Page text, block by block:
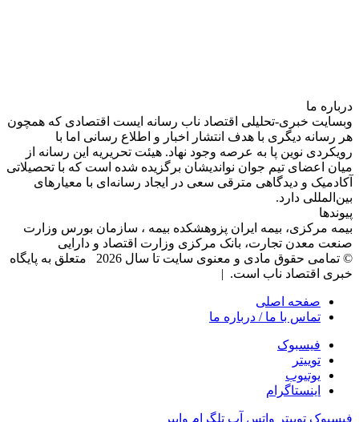
درباره‌ ما
وبسایت خبری-تحلیلی اقتصاد ناب رسانه‌ ایست اقتصادی که همچون
هر رسانه دیگری با هدف انتشار اخبار و اطلاع رسانی اما با
رویکردی نوین پا به عرصه وجود نهاد. هیئت تحریریه این رسانه از
میان اعضای تیم جوان نواندیشان برگزیده شده است که با تحصیلاتی
آکادمیک و دیدگاهی‌ مترقی سعی در ایجاد رسانه‌ای با معیار‌های
بین‌المللی دارد.
پیوندها
بیمه مرکزی، بیمه ایران پزوهشکده بیمه ، سازمان بورس وزارت
صنعت معدن تجارت، بانک مرکزی وزارت اقتصاد و دارایی
© تمامی حقوق مادی و معنوی سایت تا سال 2026 متعلق به پایگاه
خبری اقتصاد ناب است. |
صفحه اصلی
تماس با ما / درباره ما
فیسبوک
توییتر
یوتیوب
اینستاگرام
فیسبوک توییتر واتس آپ تلگرام وایبر